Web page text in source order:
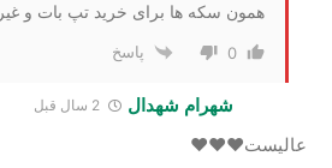
همون سکه ها برای خرید تپ بات و
0 پاسخ
شهرام شهدال
عالیست❤❤❤